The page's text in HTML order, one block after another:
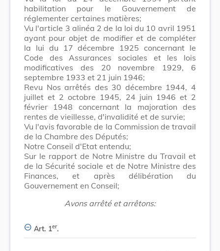
habilitation pour le Gouvernement de
réglementer certaines matières;
Vu l'article 3 alinéa 2 de la loi du 10 avril 1951
ayant pour objet de modifier et de compléter
la lui du 17 décembre 1925 concernant le
Code des Assurances sociales et les lois
modificatives des 20 novembre 1929, 6
septembre 1933 et 21 juin 1946;
Revu Nos arrêtés des 30 décembre 1944, 4
juillet et 2 octobre 1945, 24 juin 1946 et 2
février 1948 concernant la majoration des
rentes de vieillesse, d'invalidité et de survie;
Vu l'avis favorable de la Commission de travail
de la Chambre des Députés;
Notre Conseil d'Etat entendu;
Sur le rapport de Notre Ministre du Travail et
de la Sécurité sociale et de Notre Ministre des
Finances, et après délibération du
Gouvernement en Conseil;
Avons arrêté et arrêtons:
Art. 1er.